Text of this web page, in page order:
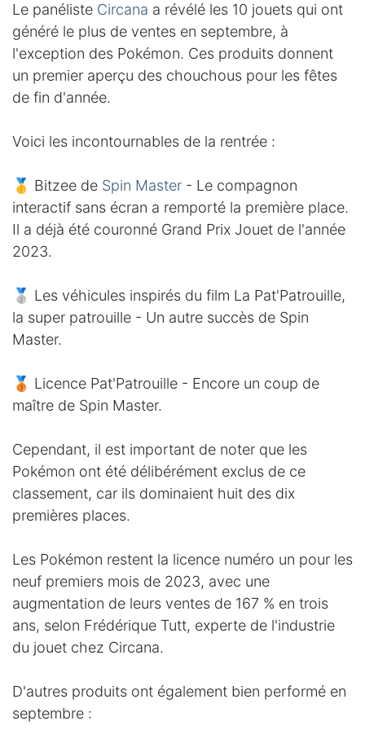
Le panéliste Circana a révélé les 10 jouets qui ont
généré le plus de ventes en septembre, à
l'exception des Pokémon. Ces produits donnent
un premier aperçu des chouchous pour les fêtes
de fin d'année.
Voici les incontournables de la rentrée :
🥇 Bitzee de Spin Master - Le compagnon
interactif sans écran a remporté la première place.
Il a déjà été couronné Grand Prix Jouet de l'année
2023.
🥈 Les véhicules inspirés du film La Pat'Patrouille,
la super patrouille - Un autre succès de Spin
Master.
🥉 Licence Pat'Patrouille - Encore un coup de
maître de Spin Master.
Cependant, il est important de noter que les
Pokémon ont été délibérément exclus de ce
classement, car ils dominaient huit des dix
premières places.
Les Pokémon restent la licence numéro un pour les
neuf premiers mois de 2023, avec une
augmentation de leurs ventes de 167 % en trois
ans, selon Frédérique Tutt, experte de l'industrie
du jouet chez Circana.
D'autres produits ont également bien performé en
septembre :